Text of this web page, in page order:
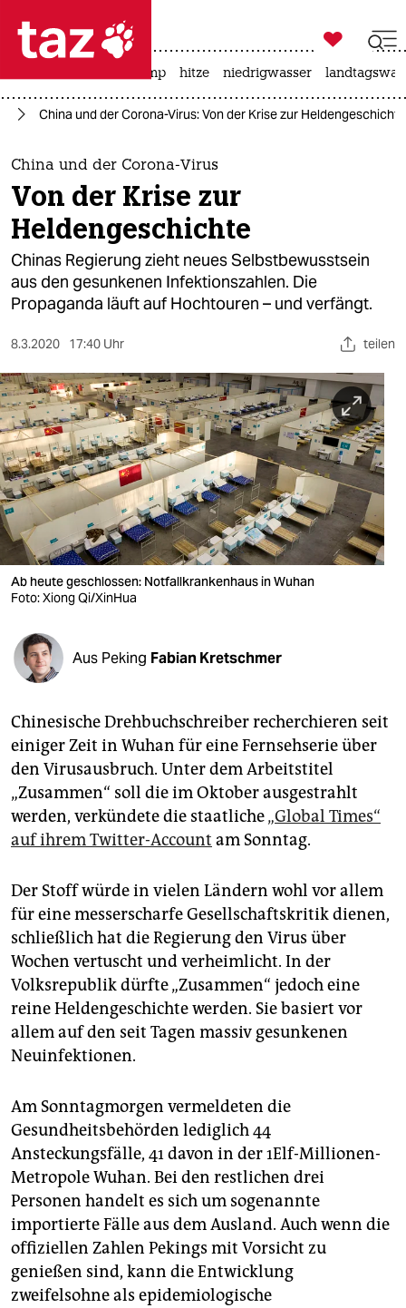
 taz zahl ich
taz zahl ich
themen
politik
öko
gesellschaft
sport
berlin
nord
wahrheit
verlag
verlag
veranstaltungen
shop
fragen & hilfe
unterstützen
abo
genossenschaft
epaper login

taz zahl ich
usa unter trump hitze niedrigwasser
China und der Corona-Virus: Von der Krise zur Heldengeschichte
China und der Corona-Virus
Von der Krise zur
Heldengeschichte
Chinas Regierung zieht neues Selbstbewusstsein
aus den gesunkenen Infektionszahlen. Die
Propaganda läuft auf Hochtouren – und verfängt.
8.3.2020 17:40 Uhr teilen
Ab heute geschlossen: Notfallkrankenhaus in Wuhan
Foto: Xiong Qi/XinHua
Aus Peking Fabian Kretschmer
Chinesische Drehbuchschreiber recherchieren seit
einiger Zeit in Wuhan für eine Fernsehserie über
den Virusausbruch. Unter dem Arbeitstitel
„Zusammen“ soll die im Oktober ausgestrahlt
werden, verkündete die staatliche„Global Times“
auf ihrem Twitter-Account am Sonntag.
Der Stoff würde in vielen Ländern wohl vor allem
für eine messerscharfe Gesellschaftskritik dienen,
schließlich hat die Regierung den Virus über
Wochen vertuscht und verheimlicht. In der
Volksrepublik dürfte „Zusammen“ jedoch eine
reine Heldengeschichte werden. Sie basiert vor
allem auf den seit Tagen massiv gesunkenen
Neuinfektionen.
Am Sonntagmorgen vermeldeten die
Gesundheitsbehörden lediglich 44
Ansteckungsfälle, 41 davon in der 1Elf-Millionen-
Metropole Wuhan. Bei den restlichen drei
Personen handelt es sich um sogenannte
importierte Fälle aus dem Ausland. Auch wenn die
offiziellen Zahlen Pekings mit Vorsicht zu
genießen sind, kann die Entwicklung
zweifelsohne als epidemiologische